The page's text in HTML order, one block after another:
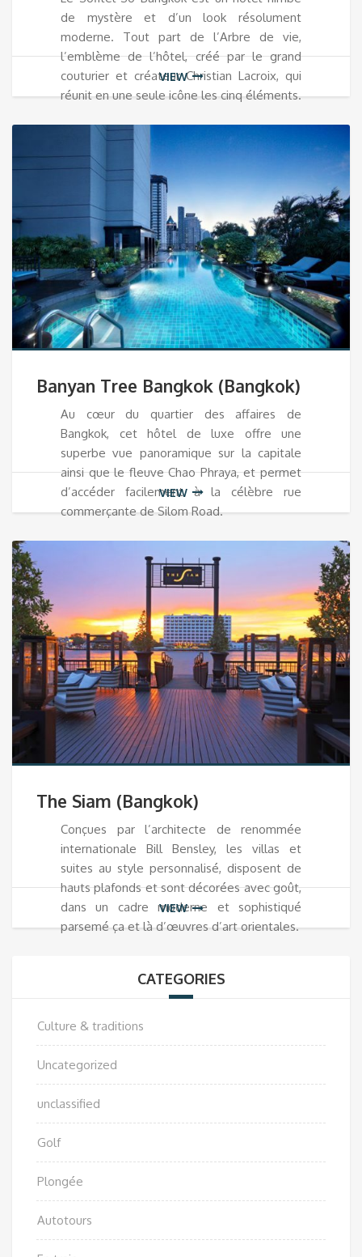
de mystère et d’un look résolument
moderne. Tout part de l’Arbre de vie,
l’emblème de l’hôtel, créé par le grand
couturier et créateur Christian Lacroix, qui
réunit en une seule icône les cinq éléments.
VIEW
Banyan Tree Bangkok (Bangkok)
Au cœur du quartier des affaires de
Bangkok, cet hôtel de luxe offre une
superbe vue panoramique sur la capitale
ainsi que le fleuve Chao Phraya, et permet
d’accéder facilement à la célèbre rue
commerçante de Silom Road.
VIEW
The Siam (Bangkok)
Conçues par l’architecte de renommée
internationale Bill Bensley, les villas et
suites au style personnalisé, disposent de
hauts plafonds et sont décorées avec goût,
dans un cadre moderne et sophistiqué
parsemé ça et là d’œuvres d’art orientales.
VIEW
CATEGORIES
Culture & traditions
Uncategorized
unclassified
Golf
Plongée
Autotours